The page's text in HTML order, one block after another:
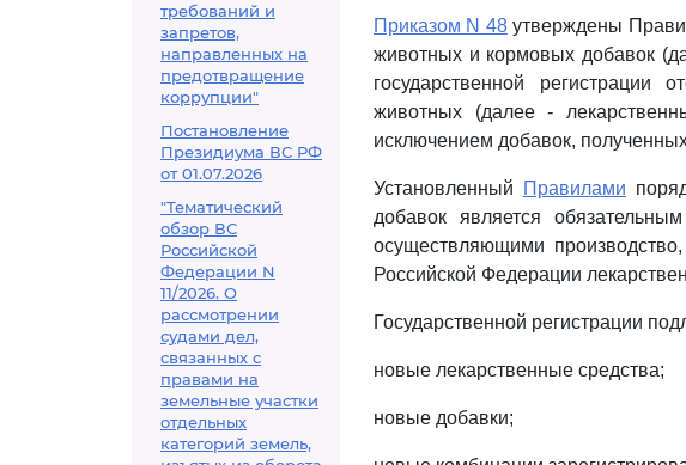
требований и
запретов,
направленных на
предотвращение
коррупции"
Постановление
Президиума ВС РФ
от 01.07.2026
"Тематический
обзор ВС
Российской
Федерации N
11/2026. О
рассмотрении
судами дел,
связанных с
правами на
земельные участки
отдельных
категорий земель,
Приказом N 48утверждены
животных и кормовых добавок
государственной регистрации
животных (далее -
исключением добавок,
Установленный Правилами
добавок является
осуществляющими
Российской Федерации
Государственной регистрации
новые лекарственные средства;
новые добавки;